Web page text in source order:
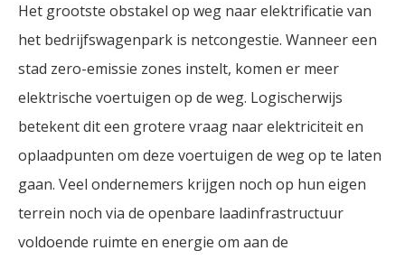
Het grootste obstakel op weg naar elektrificatie van
het bedrijfswagenpark is netcongestie. Wanneer een
stad zero-emissie zones instelt, komen er meer
elektrische voertuigen op de weg. Logischerwijs
betekent dit een grotere vraag naar elektriciteit en
oplaadpunten om deze voertuigen de weg op te laten
gaan. Veel ondernemers krijgen noch op hun eigen
terrein noch via de openbare laadinfrastructuur
voldoende ruimte en energie om aan de